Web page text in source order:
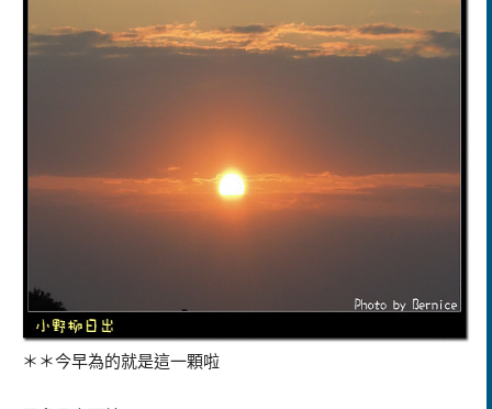
＊＊今早為的就是這一顆啦